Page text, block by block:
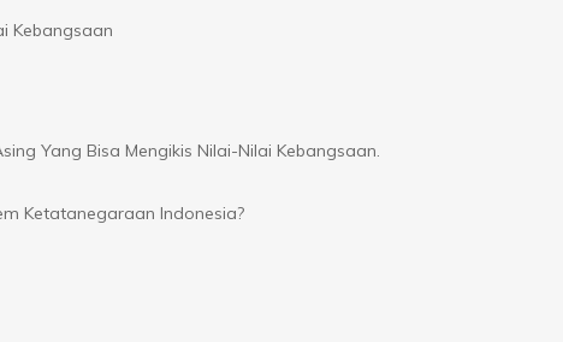
Kebangsaan
Yang Bisa Mengikis Nilai-Nilai Kebangsaan.
Ketatanegaraan Indonesia?